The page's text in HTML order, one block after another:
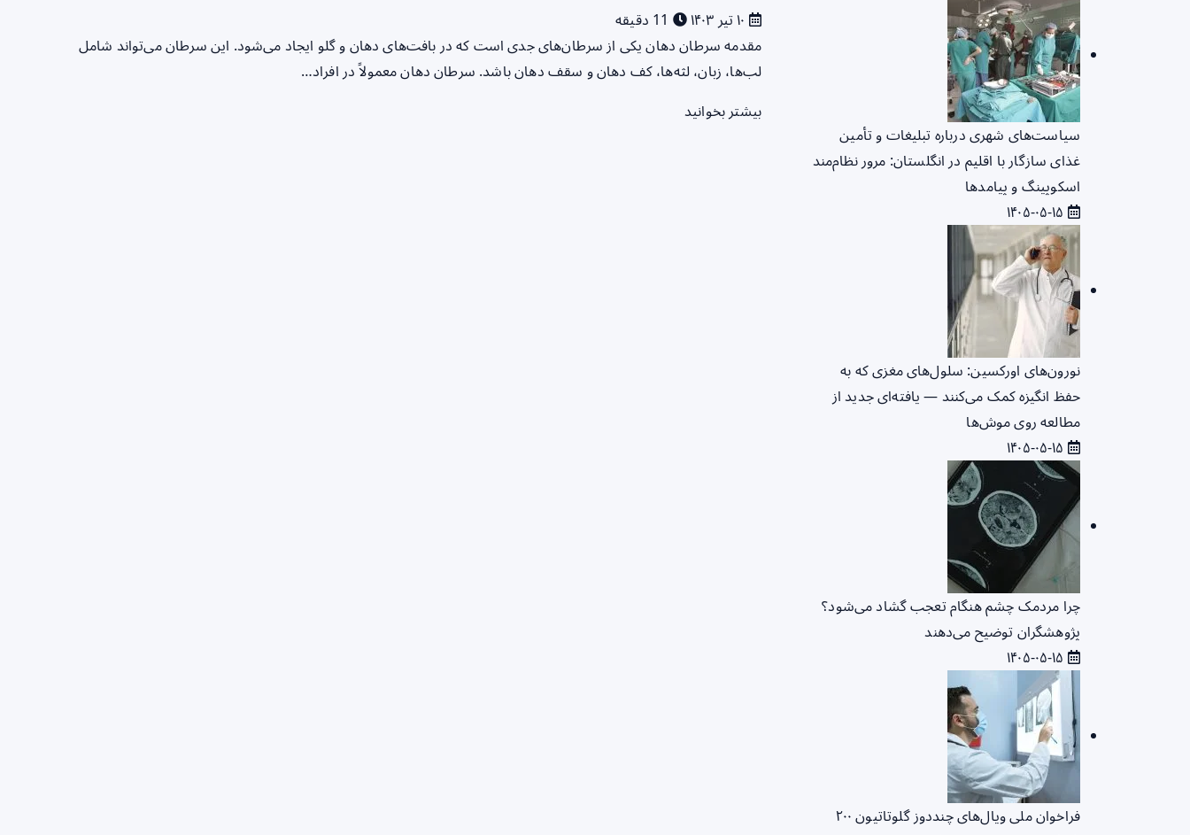
مقدمه سرطان دهان یکی از سرطان‌های جدی است که در بافت‌های دهان و گلو ایجاد می‌شود. این سرطان می‌تواند شامل
لب‌ها، زبان، لثه‌ها، کف دهان و سقف دهان باشد. سرطان دهان معمولاً در افراد…
بیشتر بخوانید
سیاست‌های شهری درباره تبلیغات و تأمین
غذای سازگار با اقلیم در انگلستان: مرور نظام‌مند
اسکوپینگ و پیامدها
نورون‌های اورکسین: سلول‌های مغزی که به
حفظ انگیزه کمک می‌کنند — یافته‌ای جدید از
مطالعه روی موش‌ها
چرا مردمک چشم هنگام تعجب گشاد می‌شود؟
پژوهشگران توضیح می‌دهند
فراخوان ملی ویال‌های چنددوز گلوتاتیون ۲۰۰